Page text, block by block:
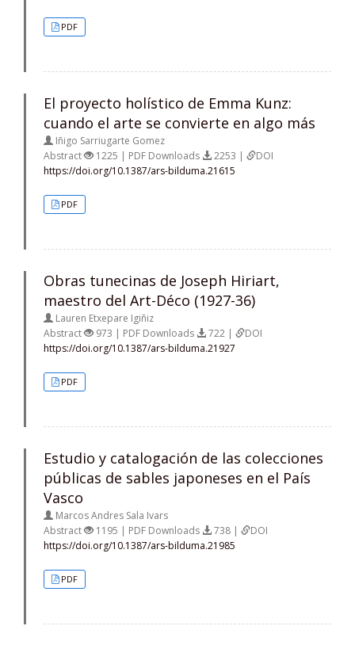
PDF
El proyecto holístico de Emma Kunz:
cuando el arte se convierte en algo más
Iñigo Sarriugarte Gomez
Abstract
1225 | PDF Downloads 2253 |
DOI
https://doi.org/10.1387/ars-bilduma.21615
PDF
Obras tunecinas de Joseph Hiriart,
maestro del Art-Déco (1927-36)
Lauren Etxepare Igiñiz
Abstract
973 | PDF Downloads 722 |
DOI
https://doi.org/10.1387/ars-bilduma.21927
PDF
Estudio y catalogación de las colecciones
públicas de sables japoneses en el País
Vasco
Marcos Andres Sala Ivars
Abstract
1195 | PDF Downloads 738 |
DOI
https://doi.org/10.1387/ars-bilduma.21985
PDF